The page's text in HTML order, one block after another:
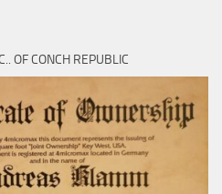
OF CONCH REPUBLIC